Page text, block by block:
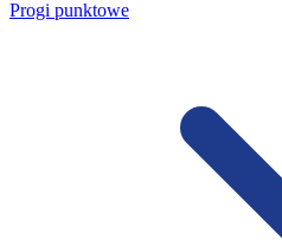
Progi punktowe